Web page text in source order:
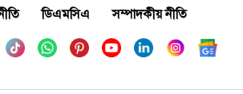
ডিএমসিএ সম্পাদকীয় নীতি